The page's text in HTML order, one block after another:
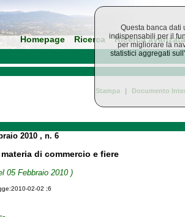
Homepage Ricerca Ricerca avanzata
Stampa | Documento
2010, n. 6
di commercio e fiere
05 Febbraio 2010 )
02-02 ;6
Questa banca dati
indispensabili per il
per migliorare la
statistici aggregati